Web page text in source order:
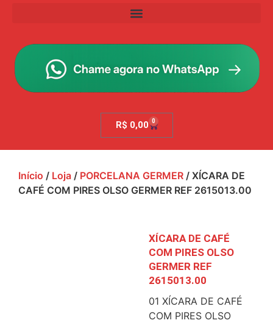
R$ 0,00 0
Início / Loja / PORCELANA GERMER / XÍCARA DE
CAFÉ COM PIRES OLSO GERMER REF 2615013.00
XÍCARA DE CAFÉ
COM PIRES OLSO
GERMER REF
2615013.00
01 XÍCARA DE CAFÉ
COM PIRES OLSO